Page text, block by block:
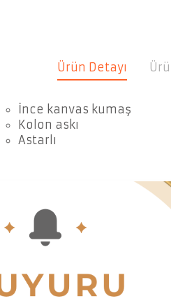
Ürün Detayı
İnce kanvas kumaş
Kolon askı
Astarlı